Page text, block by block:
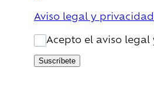
Aviso legal y privacidad
Acepto el aviso
Suscríbete